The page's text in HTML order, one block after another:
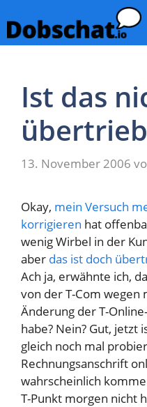
Inhalt
springen
Ist das
13. November 2006
Okay, mein Versuch
korrigieren hat
wenig Wirbel in der
aber das ist doch
Ach ja, erwähnte ich,
von der T-Com
Änderung der T-
habe? Nein? Gut,
gleich noch mal
Rechnungsanschrift
wahrscheinlich
T-Punkt morgen nicht